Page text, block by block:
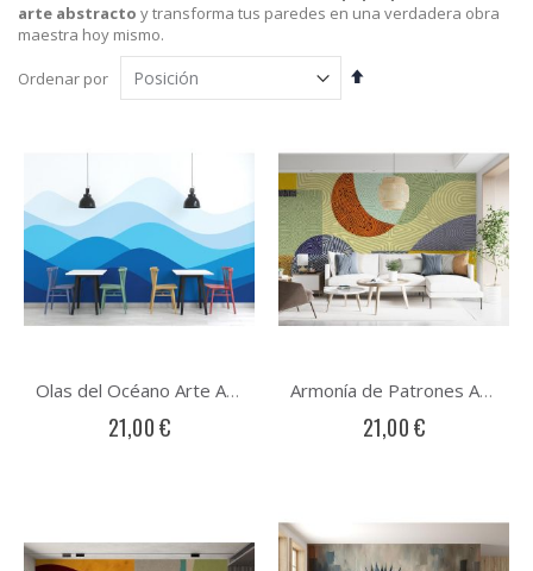
arte abstracto y transforma tus paredes en una verdadera obra
maestra hoy mismo.
Ordenar por
Fijar
Olas del Océano Arte Abstracto
21,00 €
Armonía de Patrones Arte Abstracto
21,00 €